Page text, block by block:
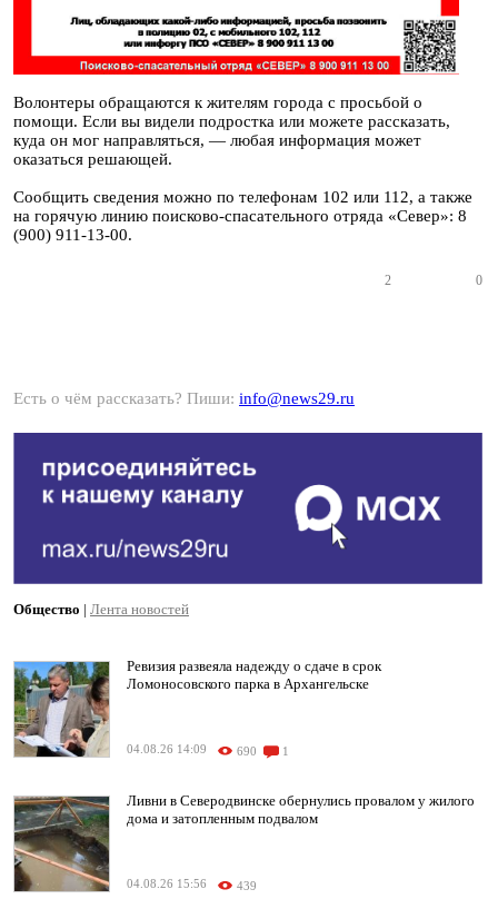
Волонтеры обращаются к жителям города с просьбой о
помощи. Если вы видели подростка или можете рассказать,
куда он мог направляться, — любая информация может
оказаться решающей.
Сообщить сведения можно по телефонам 102 или 112, а также
на горячую линию поисково-спасательного отряда «Север»: 8
(900) 911-13-00.
2 0
Есть о чём рассказать? Пиши: info@news29.ru
Общество | Лента новостей
Ревизия развеяла надежду о сдаче в срок
Ломоносовского парка в Архангельске
04.08.26 14:09 690 1
Ливни в Северодвинске обернулись провалом у жилого
дома и затопленным подвалом
04.08.26 15:56 439